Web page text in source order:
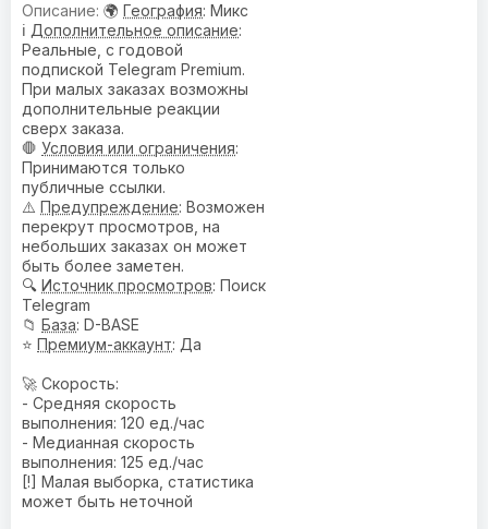
🌍 География: Микс
ℹ️ Дополнительное описание:
Реальные, с годовой
подпиской Telegram Premium.
При малых заказах возможны
дополнительные реакции
сверх заказа.
🛑 Условия или ограничения:
Принимаются только
публичные ссылки.
⚠️ Предупреждениe: Возможен
перекрут просмотров, на
небольших заказах он может
быть более заметен.
🔍 Источник просмотров: Поиск
Telegram
📁 База: D-BASE
⭐ Премиум-аккаунт: Да
🚀 Скорость:
- Средняя скорость
выполнения: 120 ед./час
- Медианная скорость
выполнения: 125 ед./час
[!] Малая выборка, статистика
может быть неточной